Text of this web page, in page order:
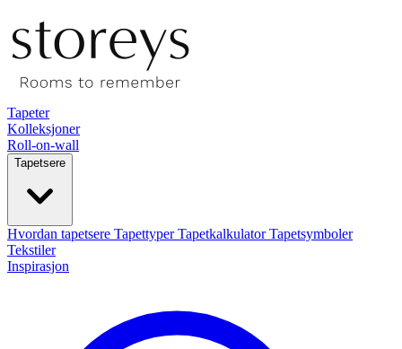
Tapeter
Kolleksjoner
Roll-on-wall
Tapetsere
Hvordan tapetsere TapettyperTapetkalkulatorTapetsymboler
Tekstiler
Inspirasjon